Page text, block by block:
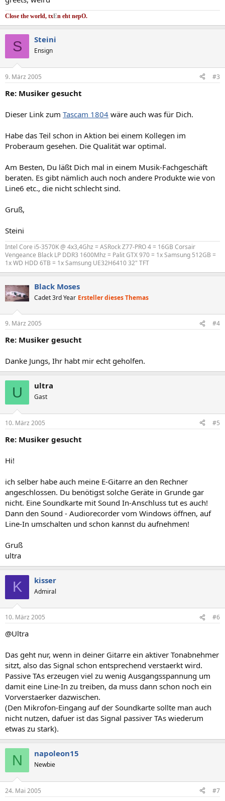
Close the world, txEn eht nepO.
S Steini
Ensign
9. März 2005 #3
Re: Musiker gesucht
Dieser Link zum Tascam 1804 wäre auch was für Dich.
Habe das Teil schon in Aktion bei einem Kollegen im
Proberaum gesehen. Die Qualität war optimal.
Am Besten, Du läßt Dich mal in einem Musik-Fachgeschäft
beraten. Es gibt nämlich auch noch andere Produkte wie von
Line6 etc., die nicht schlecht sind.
Gruß,
Steini
Intel Core i5-3570K @ 4x3,4Ghz = ASRock Z77-PRO 4 = 16GB Corsair
Vengeance Black LP DDR3 1600Mhz = Palit GTX 970 = 1x Samsung 512GB =
1x WD HDD 6TB = 1x Samsung UE32H6410 32" TFT
Black Moses
Cadet 3rd Year Ersteller dieses Themas
9. März 2005 #4
Re: Musiker gesucht
Danke Jungs, Ihr habt mir echt geholfen.
U ultra
Gast
10. März 2005 #5
Re: Musiker gesucht
Hi!
ich selber habe auch meine E-Gitarre an den Rechner
angeschlossen. Du benötigst solche Geräte in Grunde gar
nicht. Eine Soundkarte mit Sound In-Anschluss tut es auch!
Dann den Sound - Audiorecorder vom Windows öffnen, auf
Line-In umschalten und schon kannst du aufnehmen!
Gruß
ultra
K kisser
Admiral
10. März 2005 #6
@Ultra
Das geht nur, wenn in deiner Gitarre ein aktiver Tonabnehmer
sitzt, also das Signal schon entsprechend verstaerkt wird.
Passive TAs erzeugen viel zu wenig Ausgangsspannung um
damit eine Line-In zu treiben, da muss dann schon noch ein
Vorverstaerker dazwischen.
(Den Mikrofon-Eingang auf der Soundkarte sollte man auch
nicht nutzen, dafuer ist das Signal passiver TAs wiederum
etwas zu stark).
N napoleon15
Newbie
24. Mai 2005 #7